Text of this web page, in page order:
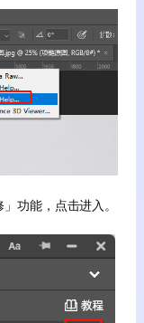
功能，点击进入。